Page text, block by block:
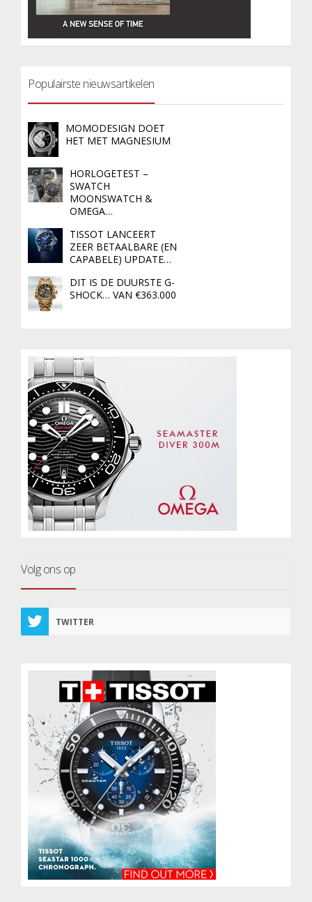
Populairste nieuwsartikelen
MOMODESIGN DOET
HET MET MAGNESIUM
HORLOGETEST –
SWATCH
MOONSWATCH &
OMEGA…
TISSOT LANCEERT
ZEER BETAALBARE (EN
CAPABELE) UPDATE…
DIT IS DE DUURSTE G-
SHOCK… VAN €363.000
Volg ons op
TWITTER